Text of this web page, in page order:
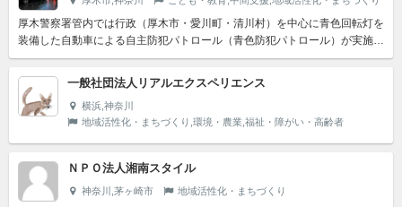
厚木警察署管内では行政（厚木市・愛川町・清川村）を中心に青色回転灯を
装備した自動車による自主防犯パトロール（青色防犯パトロール）が実施さ
れておりますが、夜間や週末などの活動は十分ではなく、また自...
一般社団法人リアルエクスペリエンス
横浜,神奈川
地域活性化・まちづくり,環境・農業,福祉・障がい・高齢者
ＮＰＯ法人湘南スタイル
神奈川,茅ヶ崎市 地域活性化・まちづくり